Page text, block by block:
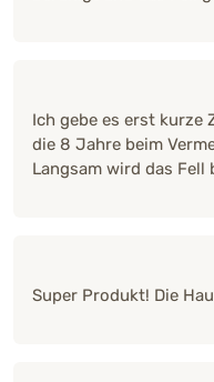
Ich gebe es erst kurze
die 8 Jahre beim
Langsam wird das Fell
Super Produkt! Die